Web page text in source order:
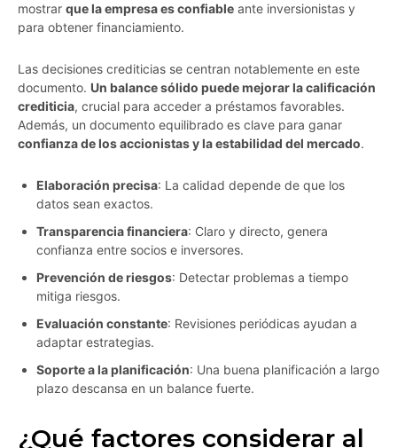
mostrar que la empresa es confiable ante inversionistas y
para obtener financiamiento.
Las decisiones crediticias se centran notablemente en este
documento. Un balance sólido puede mejorar la calificación
crediticia, crucial para acceder a préstamos favorables.
Además, un documento equilibrado es clave para ganar
confianza de los accionistas y la estabilidad del mercado.
Elaboración precisa: La calidad depende de que los
datos sean exactos.
Transparencia financiera: Claro y directo, genera
confianza entre socios e inversores.
Prevención de riesgos: Detectar problemas a tiempo
mitiga riesgos.
Evaluación constante: Revisiones periódicas ayudan a
adaptar estrategias.
Soporte a la planificación: Una buena planificación a largo
plazo descansa en un balance fuerte.
¿Qué factores considerar al